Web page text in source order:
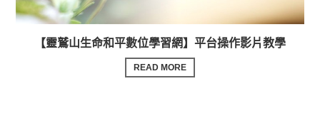
【靈鷲山生命和平數位學習網】平台操作影片教學
READ MORE